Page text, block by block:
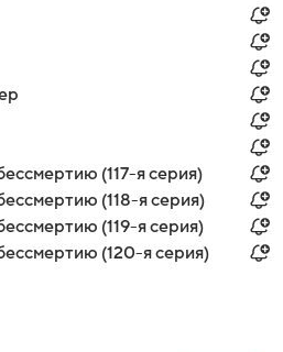
(117-я серия)
(118-я серия)
(119-я серия)
(120-я серия)